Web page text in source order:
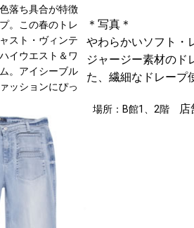
落ち具合が特徴
。この春のトレ
スト・ヴィンテ
イウエスト＆ワ
。アイシーブル
ッションにぴっ
＊写真＊
やわらかいソフト・
ジャージー素材のド
た、繊細なドレープ
場所：B館1、2階 店